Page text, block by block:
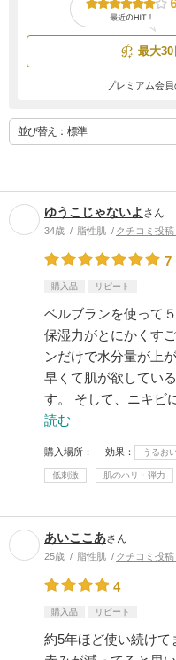
最大30
プレミアム会
並び替え：
ゆうこじゃないよ さん
34歳 脂性肌 クチコミ投
7
購入品 リピート
ベルブランを使って
保湿力がとにかくす
ンだけで水分量が上
早くて肌が欲してい
す。 そして、ニキビ
読む
購入場所 - 効果 うるおい
低刺激 肌のハリ・弾力
あいここあさん
25歳 脂性肌 クチコミ投稿
4
購入品 リピート
約5年ほど使い続けて